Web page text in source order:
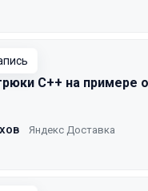
С++ на примере
Яндекс Доставка